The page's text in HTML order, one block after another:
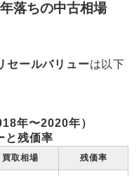
落ちの中古相場
セールバリューは以下
年〜2020年）
と残価率
買取相場 残価率